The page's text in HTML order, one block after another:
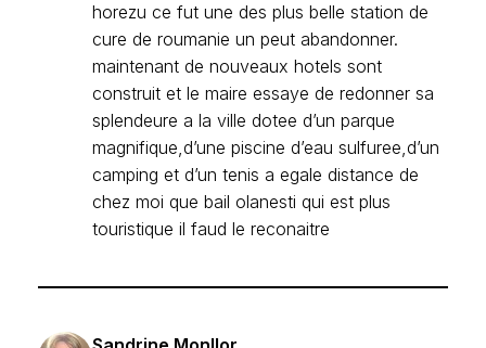
horezu ce fut une des plus belle station de
cure de roumanie un peut abandonner.
maintenant de nouveaux hotels sont
construit et le maire essaye de redonner sa
splendeure a la ville dotee d’un parque
magnifique,d’une piscine d’eau sulfuree,d’un
camping et d’un tenis a egale distance de
chez moi que bail olanesti qui est plus
touristique il faud le reconaitre